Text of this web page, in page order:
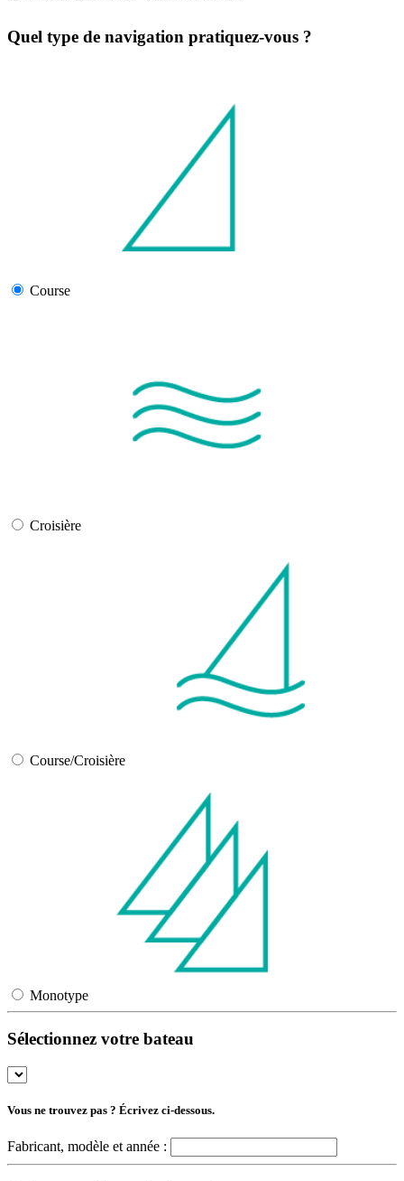
Quel type de navigation pratiquez-vous ?
Course
Croisière
Course/Croisière
Monotype
Sélectionnez votre bateau
Vous ne trouvez pas ? Écrivez ci-dessous.
Fabricant, modèle et année :